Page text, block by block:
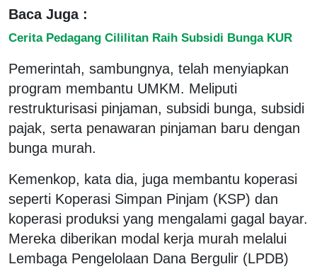
Baca Juga :
Cerita Pedagang Cililitan Raih Subsidi Bunga KUR
Pemerintah, sambungnya, telah menyiapkan
program membantu UMKM. Meliputi
restrukturisasi pinjaman, subsidi bunga, subsidi
pajak, serta penawaran pinjaman baru dengan
bunga murah.
Kemenkop, kata dia, juga membantu koperasi
seperti Koperasi Simpan Pinjam (KSP) dan
koperasi produksi yang mengalami gagal bayar.
Mereka diberikan modal kerja murah melalui
Lembaga Pengelolaan Dana Bergulir (LPDB)